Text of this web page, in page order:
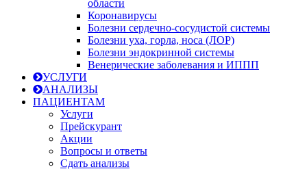
области
Коронавирусы
Болезни сердечно-сосудистой системы
Болезни уха, горла, носа (ЛОР)
Болезни эндокринной системы
Венерические заболевания и ИППП
УСЛУГИ
АНАЛИЗЫ
ПАЦИЕНТАМ
Услуги
Прейскурант
Акции
Вопросы и ответы
Сдать анализы